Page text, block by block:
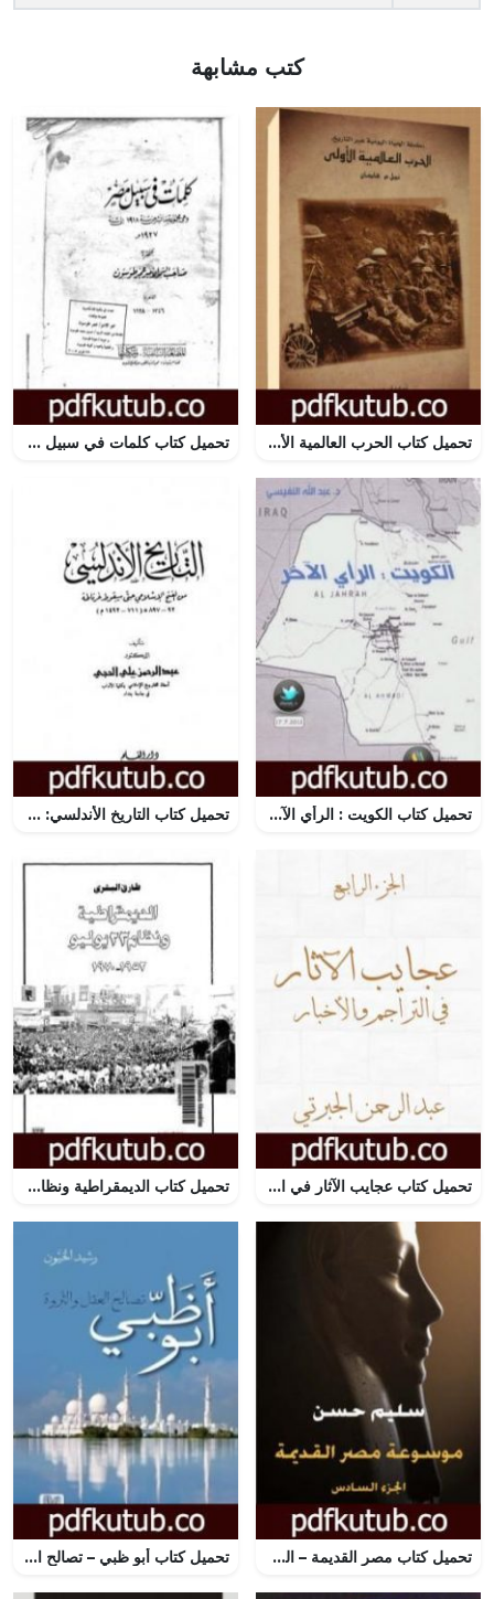
كتب مشابهة
تحميل كتاب الحرب العالمية الأولى PDF تأليف نيل م.هايمان مجانا [كامل] تحميل كتاب كلمات في سبيل مصر PDF تأليف عمر طوسون مجانا [كامل]
تحميل كتاب الكويت : الرأي الآخر PDF تأليف عبد الله النفيسي مجانا [كامل] تحميل كتاب التاريخ الأندلسي: من الفتح الإسلامي حتى سقوط غرناطة PDF تأليف عبد الرحمن علي الحجي مجانا [كامل]
تحميل كتاب عجايب الآثار في التراجم والأخبار – الجزء الرابع – نسخة أخرى PDF تأليف عبد الرحمن الجبرتي مجانا [كامل] تحميل كتاب الديمقراطية ونظام 23 يوليو 1952 – 1970 PDF تأليف طارق البشري مجانا [كامل]
تحميل كتاب مصر القديمة – الجزء السادس – عصر رعمسيس الثاني وقيام الإمبراطورية الثانية PDF تأليف سليم حسن مجانا [كامل] تحميل كتاب أبو ظبي – تصالح العقل والثروة PDF تأليف رشيد الخيون مجانا [كامل]